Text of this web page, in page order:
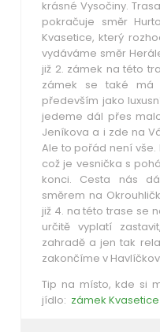
krásné Vysočiny.
pokračuje směr
Kvasetice, který
vydáváme směr
již 2. zámek na této
zámek se také má
především jako
jedeme dál přes
Jeníkova a i zde na
Ale to pořád není vše.
což je vesnička s
konci. Cesta nás
směrem na
již 4. na této trase se
určitě vyplatí
zahradě a jen tak
zakončíme v
Tip na místo, kde si
jídlo: zámek